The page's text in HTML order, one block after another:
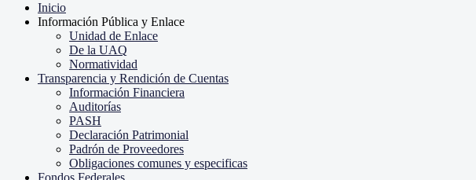
Inicio
Información Pública y Enlace
Unidad de Enlace
De la UAQ
Normatividad
Transparencia y Rendición de Cuentas
Información Financiera
Auditorías
PASH
Declaración Patrimonial
Padrón de Proveedores
Obligaciones comunes y especificas
Fondos Federales